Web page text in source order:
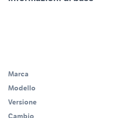
Marca
Modello
Versione
Cambio